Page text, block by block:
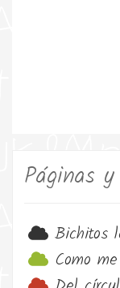
Páginas
Bichitos
Como